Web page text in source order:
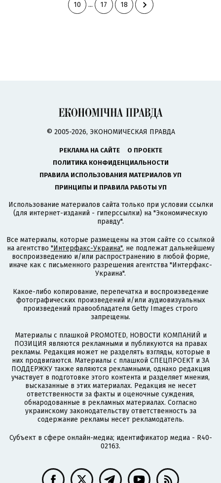
10 ... 17 18
© 2005-2026, ЭКОНОМИЧЕСКАЯ ПРАВДА
РЕКЛАМА НА САЙТЕ
О ПРОЕКТЕ
ПОЛИТИКА КОНФИДЕНЦИАЛЬНОСТИ
ПРАВИЛА ИСПОЛЬЗОВАНИЯ МАТЕРИАЛОВ УП
ПРИНЦИПЫ И ПРАВИЛА РАБОТЫ УП
Использование материалов сайта только при условии ссылки
(для интернет-изданий - гиперссылки) на "Экономическую
правду".
Все материалы, которые размещены на этом сайте со ссылкой
на агентство "Интерфакс-Украина", не подлежат дальнейшему
воспроизведению и/или распространению в любой форме,
иначе как с письменного разрешения агентства "Интерфакс-
Украина".
Какое-либо копирование, перепечатка и воспроизведение
фотографических произведений и/или аудиовизуальных
произведений правообладателя Getty Images строго
запрещены.
Материалы с плашкой PROMOTED, НОВОСТИ КОМПАНИЙ и
ПОЗИЦИЯ являются рекламными и публикуются на правах
рекламы. Редакция может не разделять взгляды, которые в
них продвигаются. Материалы с плашкой СПЕЦПРОЕКТ и ЗА
ПОДДЕРЖКУ также являются рекламными, однако редакция
участвует в подготовке этого контента и разделяет мнения,
высказанные в этих материалах. Редакция не несет
ответственности за факты и оценочные суждения,
обнародованные в рекламных материалах. Согласно
украинскому законодательству ответственность за
содержание рекламы несет рекламодатель.
Субъект в сфере онлайн-медиа; идентификатор медиа - R40-
02163.